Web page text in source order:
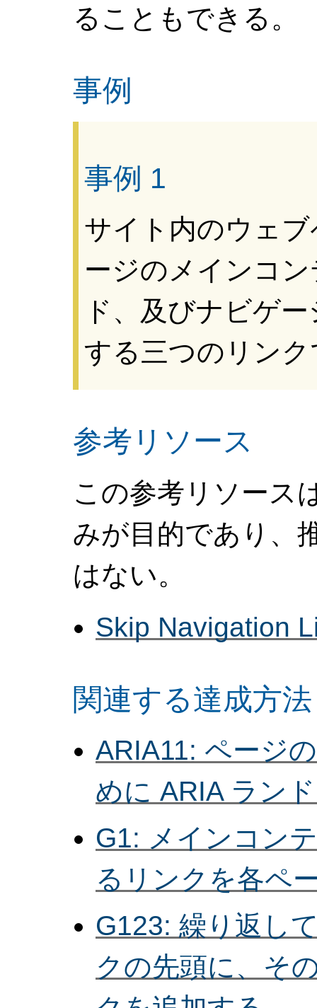
ることもできる。
事例
事例 1
サイト内のウェ
ージのメインコ
ド、及びナビゲ
する三つのリン
参考リソース
この参考リソース
みが目的であり、
はない。
Skip Navigation
関連する達成方法
ARIA11: ページ
めに ARIA ラン
G1: メインコン
るリンクを各ペ
G123: 繰り返し
クの先頭に、そ